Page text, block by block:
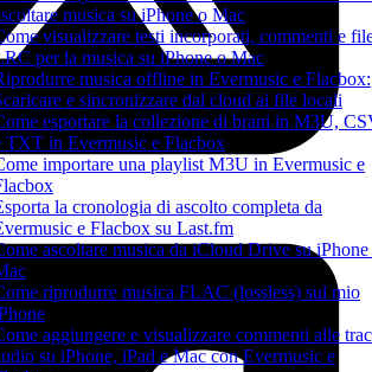
musica su iPhone o Mac
visualizzare testi incorporati, commenti e
per la musica su iPhone o Mac
musica offline in Evermusic e Flacbox:
e sincronizzare dal cloud ai file locali
esportare la collezione di brani in M3U,
TXT in Evermusic e Flacbox
importare una playlist M3U in Evermusic e
la cronologia di ascolto completa da
e Flacbox su Last.fm
ascoltare musica da iCloud Drive su iPhone
riprodurre musica FLAC (lossless) sul mio
aggiungere e visualizzare commenti alle
su iPhone, iPad e Mac con Evermusic e